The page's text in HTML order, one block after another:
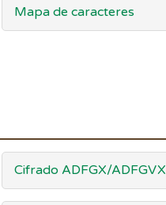
Mapa de caracteres
Cifrado ADFGX/ADFGVX